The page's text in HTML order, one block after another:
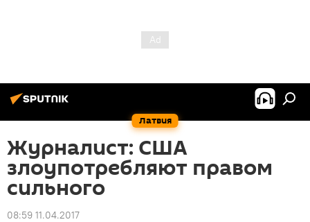
Латвия
Журналист: США
злоупотребляют правом
сильного
08:59 11.04.2017